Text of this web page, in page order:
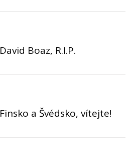
David Boaz, R.I.P.
Finsko a Švédsko, vítejte!